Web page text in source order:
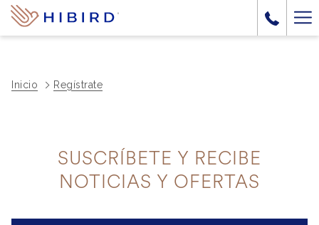
Inicio Regístrate
SUSCRÍBETE Y RECIBE
NOTICIAS Y OFERTAS